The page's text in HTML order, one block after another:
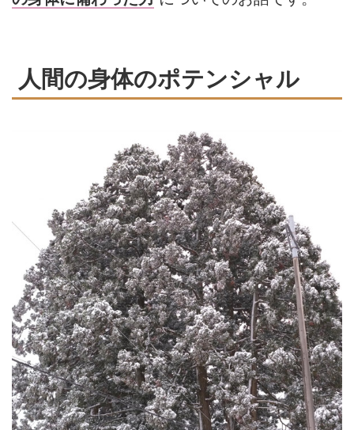
人間の身体のポテンシャル